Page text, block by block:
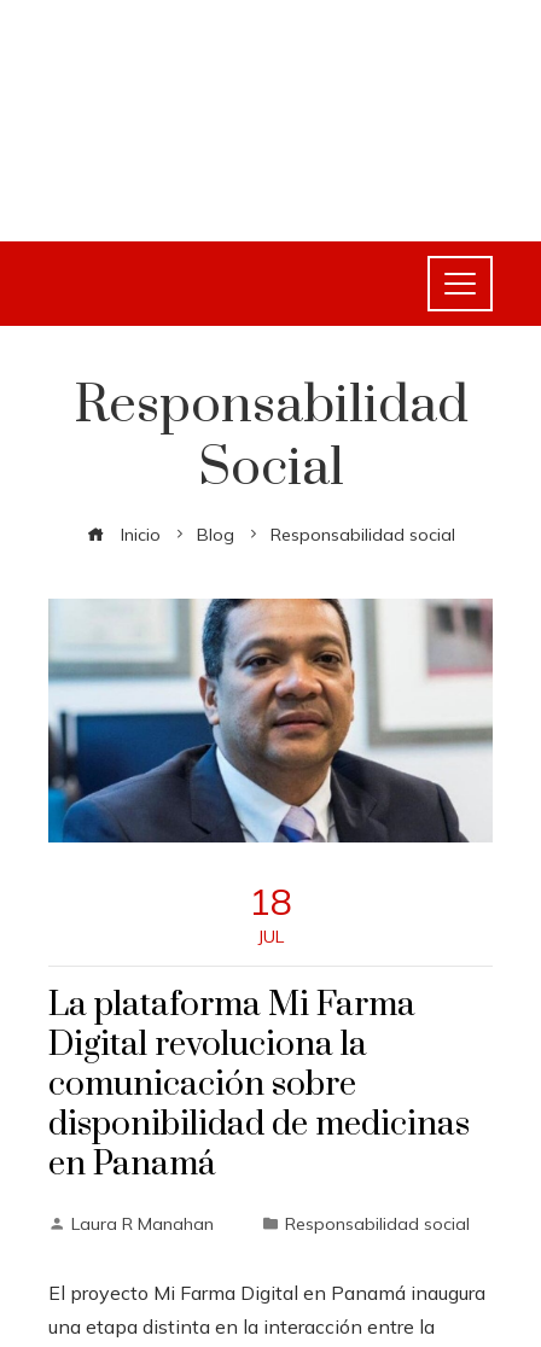
Responsabilidad
Social
Inicio Blog Responsabilidad social
18
JUL
La plataforma Mi Farma
Digital revoluciona la
comunicación sobre
disponibilidad de medicinas
en Panamá
Laura R Manahan Responsabilidad social
El proyecto Mi Farma Digital en Panamá inaugura
una etapa distinta en la interacción entre la